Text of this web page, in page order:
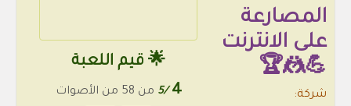
🌟 قيم اللعبة
4
/5 من 58 من الأصوات
المصارعة
على الانترنت
💪🤼🏆
شركة: